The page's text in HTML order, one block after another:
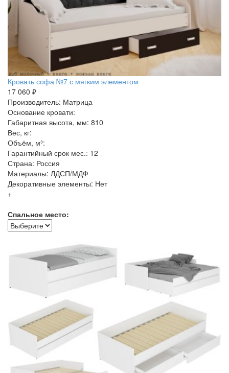
Кровать софа №7 с мягким элементом
17 060 ₽
Производитель: Матрица
Основание кровати:
Габаритная высота, мм: 810
Вес, кг:
Объём, м³:
Гарантийный срок мес.: 12
Страна: Россия
Материалы: ЛДСП/МДФ
Декоративные элементы: Нет
+
Спальное место: